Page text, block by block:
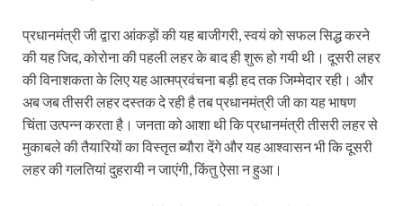
प्रधानमंत्री जी द्वारा आंकड़ों की यह बाजीगरी, स्वयं को सफल सिद्ध करने
की यह जिद, कोरोना की पहली लहर के बाद ही शुरू हो गयी थी। दूसरी लहर
की विनाशकता के लिए यह आत्मप्रवंचना बड़ी हद तक जिम्मेदार रही। और
अब जब तीसरी लहर दस्तक दे रही है तब प्रधानमंत्री जी का यह भाषण
चिंता उत्पन्न करता है। जनता को आशा थी कि प्रधानमंत्री तीसरी लहर से
मुकाबले की तैयारियों का विस्तृत ब्यौरा देंगे और यह आश्वासन भी कि दूसरी
लहर की गलतियां दुहरायी न जाएंगी, किंतु ऐसा न हुआ।